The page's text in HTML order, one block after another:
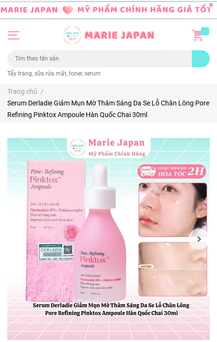
Tẩy trang, sữa rửa mặt, toner, serum
0
Trang chủ /
Serum Derladie Giảm Mụn Mờ Thâm Sáng Da Se Lỗ Chân Lông Pore
Refining Pinktox Ampoule Hàn Quốc Chai 30ml